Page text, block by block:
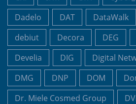
Dadelo
DAT DataWalk
debiut
Decora DEG
Develia
DIG Digital
DMG
DNP DOM
Dr. Miele Cosmed Group